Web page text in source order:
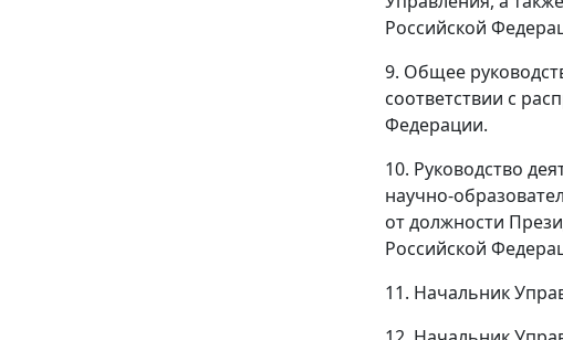
Российской
9. Общее
соответствии с
Федерации.
10. Руководство
научно-
от должности
Российской
11. Начальник